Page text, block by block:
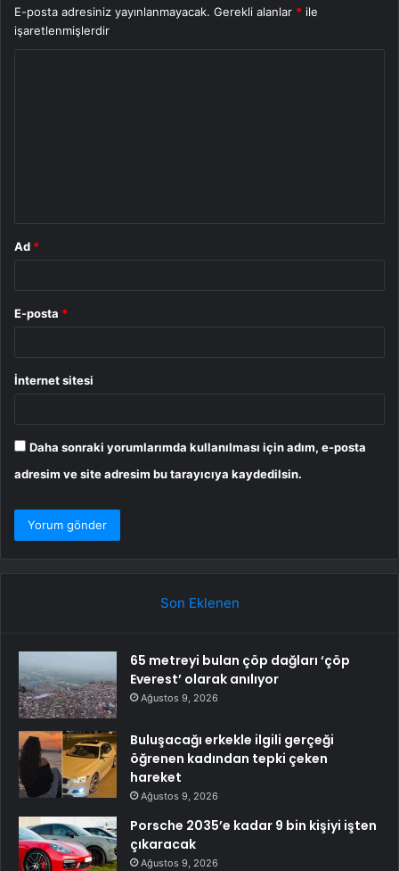
E-posta adresiniz yayınlanmayacak. Gerekli alanlar * ile
işaretlenmişlerdir
Ad *
E-posta *
İnternet sitesi
Daha sonraki yorumlarımda kullanılması için adım, e-posta
adresim ve site adresim bu tarayıcıya kaydedilsin.
Son Eklenen
65 metreyi bulan çöp dağları ‘çöp
Everest’ olarak anılıyor
Ağustos 9, 2026
Buluşacağı erkekle ilgili gerçeği
öğrenen kadından tepki çeken
hareket
Ağustos 9, 2026
Porsche 2035’e kadar 9 bin kişiyi işten
çıkaracak
Ağustos 9, 2026